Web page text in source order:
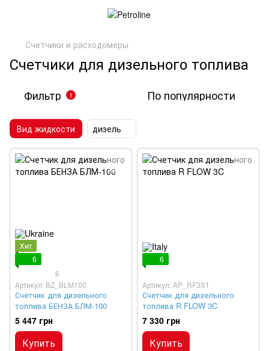
Счетчики и расходомеры
Счетчики для дизельного топлива
Фильтр 1 По популярности
Вид жидкости дизель
Хит
6
6
Артикул: BZ_BLM100
Счетчик для дизельного
топлива БЕНЗА БЛМ-100
5 447 грн
Купить
6
Артикул: AP_RF3S1
Счетчик для дизельного
топлива R FLOW 3C
7 330 грн
Купить